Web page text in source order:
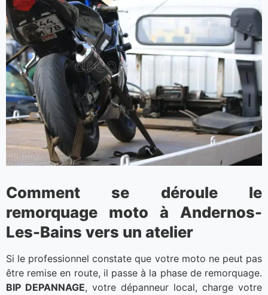
Comment se déroule le
remorquage moto à Andernos-
Les-Bains vers un atelier
Si le professionnel constate que votre moto ne peut pas
être remise en route, il passe à la phase de remorquage.
BIP DEPANNAGE, votre dépanneur local, charge votre